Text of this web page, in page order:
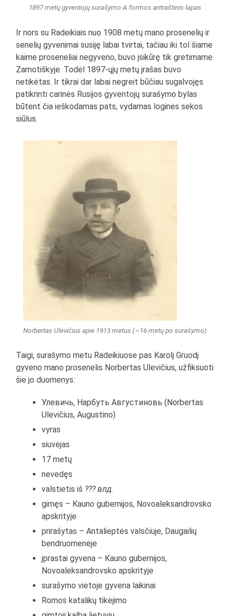
1897 metų gyventojų surašymo A formos antraštinis lapas
Ir nors su Radeikiais nuo 1908 metų mano prosenelių ir
senelių gyvenimai susiję labai tvirtai, tačiau iki tol šiame
kaime proseneliai negyveno, buvo įsikūrę tik gretimame
Zamotiškyje. Todėl 1897-ųjų metų įrašas buvo
netikėtas. Ir tikrai dar labai negreit būčiau sugalvojęs
patikrinti carinės Rusijos gyventojų surašymo bylas
būtent čia ieškodamas pats, vydamas loginės sekos
siūlus.
Norbertas Ulevičius apie 1913 metus (~16 metų po surašymo)
Taigi, surašymo metu Radeikiuose pas Karolį Gruodį
gyveno mano prosenelis Norbertas Ulevičius, užfiksuoti
šie jo duomenys:
Улевичь, Нарбуть Августиновь (Norbertas
Ulevičius, Augustino)
vyras
siuvėjas
17 metų
nevedęs
valstietis iš ??? влд.
gimęs – Kauno gubernijos, Novoaleksandrovsko
apskrityje
prirašytas – Antalieptės valsčiuje, Daugailių
bendruomenėje
įprastai gyvena – Kauno gubernijos,
Novoaleksandrovsko apskrityje
surašymo vietoje gyvena laikinai
Romos katalikų tikėjimo